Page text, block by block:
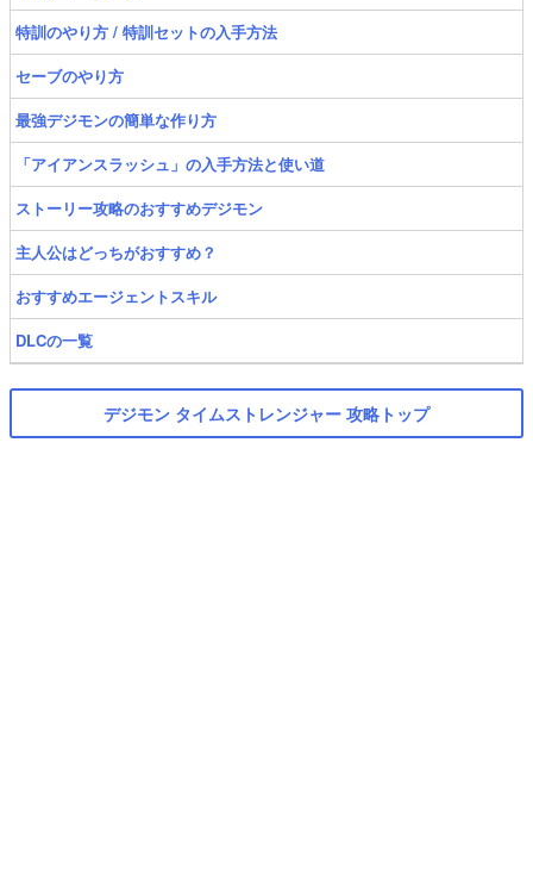
特訓のやり方 / 特訓セットの入手方法
セーブのやり方
最強デジモンの簡単な作り方
「アイアンスラッシュ」の入手方法と使い道
ストーリー攻略のおすすめデジモン
主人公はどっちがおすすめ？
おすすめエージェントスキル
DLCの一覧
デジモン タイムストレンジャー 攻略トップ